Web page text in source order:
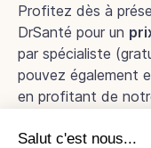
Profitez dès à
DrSanté pour un
par spécialiste
pouvez également
en profitant de